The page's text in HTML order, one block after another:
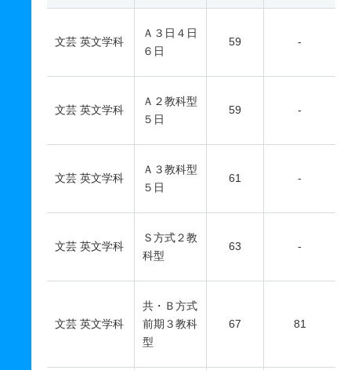
文芸 英文学科
Ａ３日４日
６日
59 -
文芸 英文学科
Ａ２教科型
５日
59 -
文芸 英文学科
Ａ３教科型
５日
61 -
文芸 英文学科
Ｓ方式２教
科型
63 -
文芸 英文学科
共・Ｂ方式
前期３教科
型
67 81